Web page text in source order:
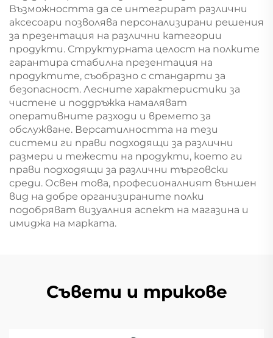
Възможността да се интегрират различни
аксесоари позволява персонализирани решения
за презентация на различни категории
продукти. Структурната целост на полките
гарантира стабилна презентация на
продуктите, съобразно с стандарти за
безопасност. Лесните характеристики за
чистене и поддръжка намаляват
оперативните разходи и времето за
обслужване. Версатилността на тези
системи ги прави подходящи за различни
размери и тежести на продукти, което ги
прави подходящи за различни търговски
среди. Освен това, професионалният външен
вид на добре организираните полки
подобряват визуалния аспект на магазина и
имиджа на марката.
Съвети и трикове